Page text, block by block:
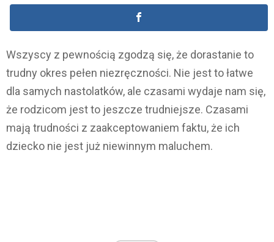
Wszyscy z pewnością zgodzą się, że dorastanie to
trudny okres pełen niezręczności. Nie jest to łatwe
dla samych nastolatków, ale czasami wydaje nam się,
że rodzicom jest to jeszcze trudniejsze. Czasami
mają trudności z zaakceptowaniem faktu, że ich
dziecko nie jest już niewinnym maluchem.